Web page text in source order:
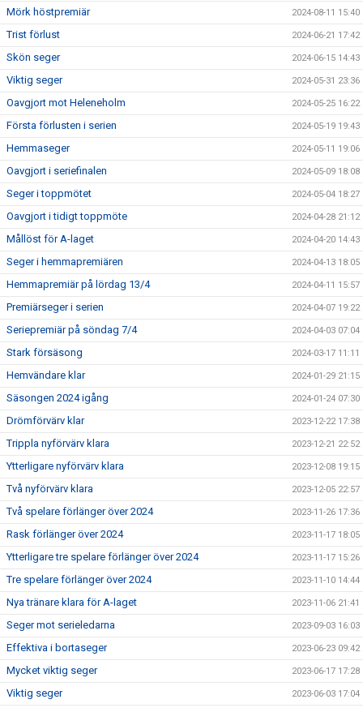
Mörk höstpremiär 2024-08-11 15:40
Trist förlust 2024-06-21 17:42
Skön seger 2024-06-15 14:43
Viktig seger 2024-05-31 23:36
Oavgjort mot Heleneholm 2024-05-25 16:22
Första förlusten i serien 2024-05-19 19:43
Hemmaseger 2024-05-11 19:06
Oavgjort i seriefinalen 2024-05-09 18:08
Seger i toppmötet 2024-05-04 18:27
Oavgjort i tidigt toppmöte 2024-04-28 21:12
Mållöst för A-laget 2024-04-20 14:43
Seger i hemmapremiären 2024-04-13 18:05
Hemmapremiär på lördag 13/4 2024-04-11 15:57
Premiärseger i serien 2024-04-07 19:22
Seriepremiär på söndag 7/4 2024-04-03 07:04
Stark försäsong 2024-03-17 11:11
Hemvändare klar 2024-01-29 21:15
Säsongen 2024 igång 2024-01-24 07:30
Drömförvärv klar 2023-12-22 17:38
Trippla nyförvärv klara 2023-12-21 22:52
Ytterligare nyförvärv klara 2023-12-08 19:15
Två nyförvärv klara 2023-12-05 22:57
Två spelare förlänger över 2024 2023-11-26 17:36
Rask förlänger över 2024 2023-11-17 18:05
Ytterligare tre spelare förlänger över 2024 2023-11-17 15:26
Tre spelare förlänger över 2024 2023-11-10 14:44
Nya tränare klara för A-laget 2023-11-06 21:41
Seger mot serieledarna 2023-09-03 16:03
Effektiva i bortaseger 2023-06-23 09:42
Mycket viktig seger 2023-06-17 17:28
Viktig seger 2023-06-03 17:04